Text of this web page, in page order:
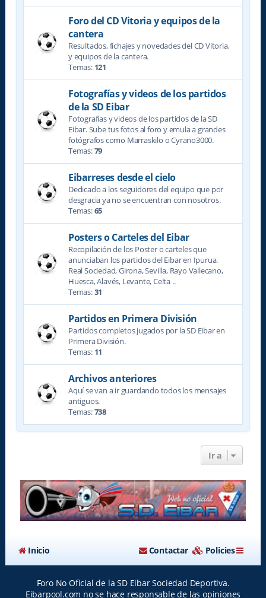
Foro del CD Vitoria y equipos de la
cantera
Resultados, fichajes y novedades del CD Vitoria,
y equipos de la cantera.
Temas: 121
Fotografías y videos de los partidos
de la SD Eibar
Fotografías y videos de los partidos de la SD
Eibar. Sube tus fotos al foro y emula a grandes
fotógrafos como Marraskilo o Cyrano3000.
Temas:79
Eibarreses desde el cielo
Dedicado a los seguidores del equipo que por
desgracia ya no se encuentran con nosotros.
Temas:65
Posters o Carteles del Eibar
Recopilación de los Poster o carteles que
anunciaban los partidos del Eibar en Ipurua.
Real Sociedad, Girona, Sevilla, Rayo Vallecano,
Huesca, Alavés, Levante, Celta ..
Temas:31
Partidos en Primera División
Partidos completos jugados por la SD Eibar en
Primera División.
Temas: 11
Archivos anteriores
Aquí se van a ir guardando todos los mensajes
antiguos.
Temas:738
Ir a
Inicio Policies
Contactar
Foro No Oficial de la SD Eibar Sociedad Deportiva.
Eibarpool.com no se hace responsable de las opiniones